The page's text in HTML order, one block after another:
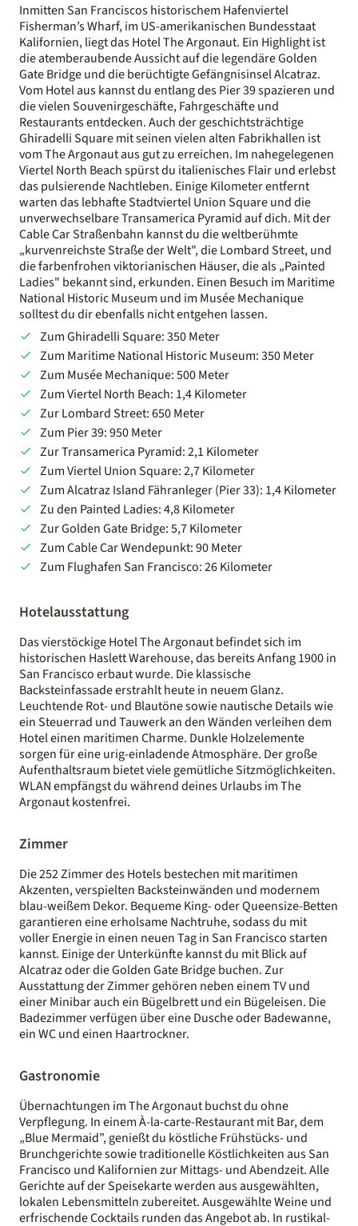
Inmitten San Franciscos historischem Hafenviertel
Fisherman’s Wharf, im US-amerikanischen Bundesstaat
Kalifornien, liegt das Hotel The Argonaut. Ein Highlight ist
die atemberaubende Aussicht auf die legendäre Golden
Gate Bridge und die berüchtigte Gefängnisinsel Alcatraz.
Vom Hotel aus kannst du entlang des Pier 39 spazieren und
die vielen Souvenirgeschäfte, Fahrgeschäfte und
Restaurants entdecken. Auch der geschichtsträchtige
Ghiradelli Square mit seinen vielen alten Fabrikhallen ist
vom The Argonaut aus gut zu erreichen. Im nahegelegenen
Viertel North Beach spürst du italienisches Flair und erlebst
das pulsierende Nachtleben. Einige Kilometer entfernt
warten das lebhafte Stadtviertel Union Square und die
unverwechselbare Transamerica Pyramid auf dich. Mit der
Cable Car Straßenbahn kannst du die weltberühmte
„kurvenreichste Straße der Welt", die Lombard Street, und
die farbenfrohen viktorianischen Häuser, die als „Painted
Ladies" bekannt sind, erkunden. Einen Besuch im Maritime
National Historic Museum und im Musée Mechanique
solltest du dir ebenfalls nicht entgehen lassen.
Zum Ghiradelli Square: 350 Meter
Zum Maritime National Historic Museum: 350 Meter
Zum Musée Mechanique: 500 Meter
Zum Viertel North Beach: 1,4 Kilometer
Zur Lombard Street: 650 Meter
Zum Pier 39: 950 Meter
Zur Transamerica Pyramid: 2,1 Kilometer
Zum Viertel Union Square: 2,7 Kilometer
Zum Alcatraz Island Fähranleger (Pier 33): 1,4 Kilometer
Zu den Painted Ladies: 4,8 Kilometer
Zur Golden Gate Bridge: 5,7 Kilometer
Zum Cable Car Wendepunkt: 90 Meter
Zum Flughafen San Francisco: 26 Kilometer
Hotelausstattung
Das vierstöckige Hotel The Argonaut befindet sich im
historischen Haslett Warehouse, das bereits Anfang 1900 in
San Francisco erbaut wurde. Die klassische
Backsteinfassade erstrahlt heute in neuem Glanz.
Leuchtende Rot- und Blautöne sowie nautische Details wie
ein Steuerrad und Tauwerk an den Wänden verleihen dem
Hotel einen maritimen Charme. Dunkle Holzelemente
sorgen für eine urig-einladende Atmosphäre. Der große
Aufenthaltsraum bietet viele gemütliche Sitzmöglichkeiten.
WLAN empfängst du während deines Urlaubs im The
Argonaut kostenfrei.
Zimmer
Die 252 Zimmer des Hotels bestechen mit maritimen
Akzenten, verspielten Backsteinwänden und modernem
blau-weißem Dekor. Bequeme King- oder Queensize-Betten
garantieren eine erholsame Nachtruhe, sodass du mit
voller Energie in einen neuen Tag in San Francisco starten
kannst. Einige der Unterkünfte kannst du mit Blick auf
Alcatraz oder die Golden Gate Bridge buchen. Zur
Ausstattung der Zimmer gehören neben einem TV und
einer Minibar auch ein Bügelbrett und ein Bügeleisen. Die
Badezimmer verfügen über eine Dusche oder Badewanne,
ein WC und einen Haartrockner.
Gastronomie
Übernachtungen im The Argonaut buchst du ohne
Verpflegung. In einem À-la-carte-Restaurant mit Bar, dem
„Blue Mermaid”, genießt du köstliche Frühstücks- und
Brunchgerichte sowie traditionelle Köstlichkeiten aus San
Francisco und Kalifornien zur Mittags- und Abendzeit. Alle
Gerichte auf der Speisekarte werden aus ausgewählten,
lokalen Lebensmitteln zubereitet. Ausgewählte Weine und
erfrischende Cocktails runden das Angebot ab. In rustikal-